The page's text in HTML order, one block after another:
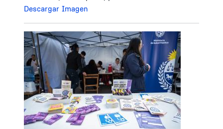
Descargar Imagen